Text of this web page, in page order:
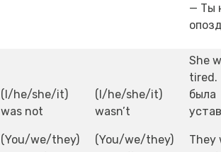
— Ты
(I/he/she/it)
was not
(You/we/they)
(I/he/she/it)
wasn’t
(You/we/they)
She
tired.
была
They